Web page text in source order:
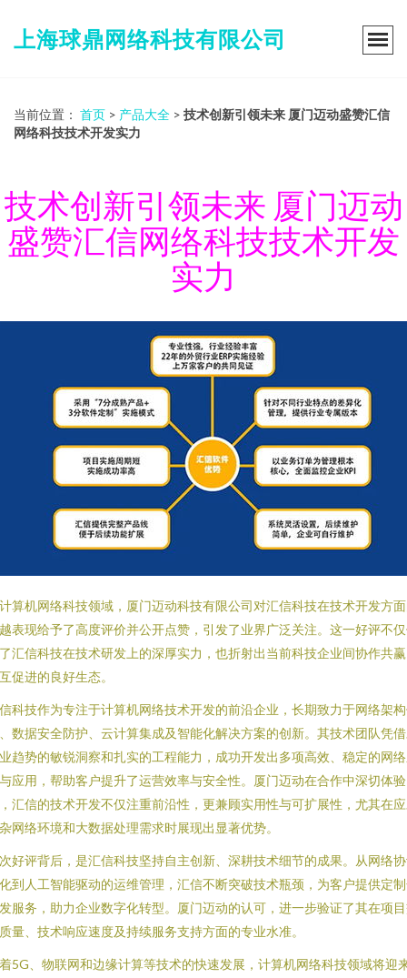
上海球鼎网络科技有限公司
当前位置： 首页 > 产品大全 > 技术创新引领未来 厦门迈动盛赞汇信
网络科技技术开发实力
技术创新引领未来 厦门迈动
盛赞汇信网络科技技术开发
实力
算机网络科技领域，厦门迈动科技有限公司对汇信科技在技术开发方
表现给予了高度评价并公开点赞，引发了业界广泛关注。这一好评不
汇信科技在技术研发上的深厚实力，也折射出当前科技企业间协作共
促进的良好生态。
科技作为专注于计算机网络技术开发的前沿企业，长期致力于网络架
数据安全防护、云计算集成及智能化解决方案的创新。其技术团队凭
趋势的敏锐洞察和扎实的工程能力，成功开发出多项高效、稳定的网
应用，帮助客户提升了运营效率与安全性。厦门迈动在合作中深切体验
汇信的技术开发不仅注重前沿性，更兼顾实用性与可扩展性，尤其在
网络环境和大数据处理需求时展现出显著优势。
好评背后，是汇信科技坚持自主创新、深耕技术细节的成果。从网络
到人工智能驱动的运维管理，汇信不断突破技术瓶颈，为客户提供定
服务，助力企业数字化转型。厦门迈动的认可，进一步验证了其在项
量、技术响应速度及持续服务支持方面的专业水准。
5G、物联网和边缘计算等技术的快速发展，计算机网络科技领域将迎